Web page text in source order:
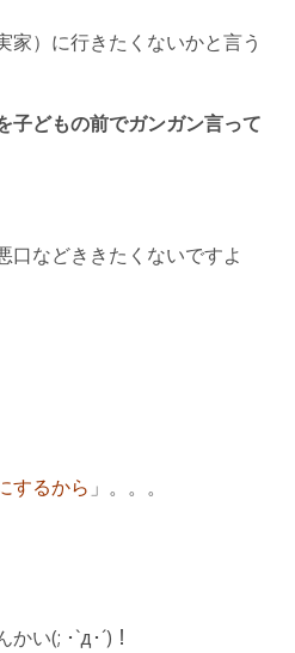
家）に行きたくないかと言う
子どもの前でガンガン言って
口などききたくないですよ
するから 」。。。
い(; ･`д･´)！